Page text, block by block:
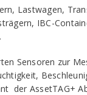
Lastwagen,
IBC-
Sensoren zur
der AssetTAG+